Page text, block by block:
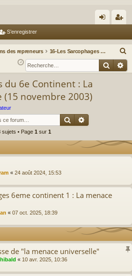
ne
xi
nr
eg
S’enregistrer
des repreneurs 16-Les Sarcophages du 6e Continent : La menace universelle (15 novembre 2003)
e
c
du 6e Continent : La
novembre 2003)
Rechercher
sujets • Page 1 sur 1
« 24 août 2024, 15:53
6eme continent 1 : La menace
« 07 oct. 2025, 18:39
de "la menace universelle"
« 10 avr. 2025, 10:36